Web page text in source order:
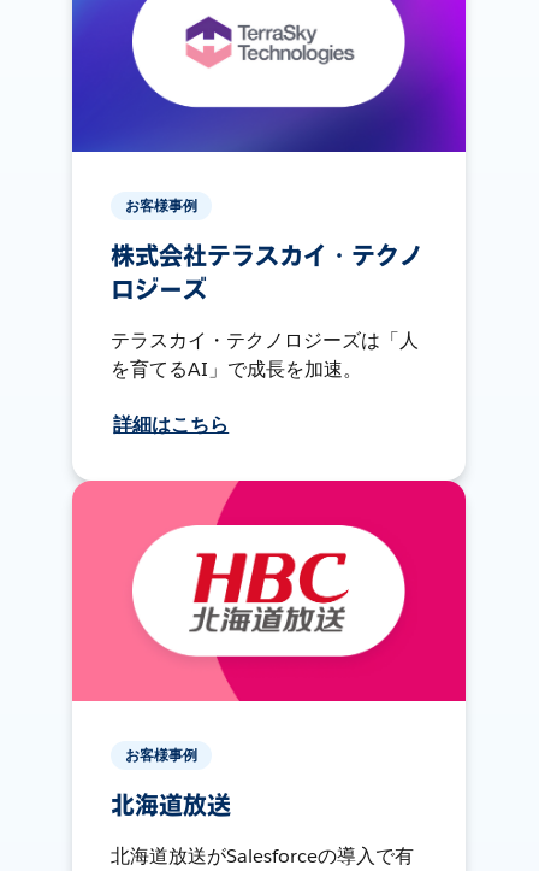
お客様事例
株式会社テラスカイ・テクノ
ロジーズ
テラスカイ・テクノロジーズは「人
を育てるAI」で成長を加速。
詳細はこちら
お客様事例
北海道放送
北海道放送がSalesforceの導入で有